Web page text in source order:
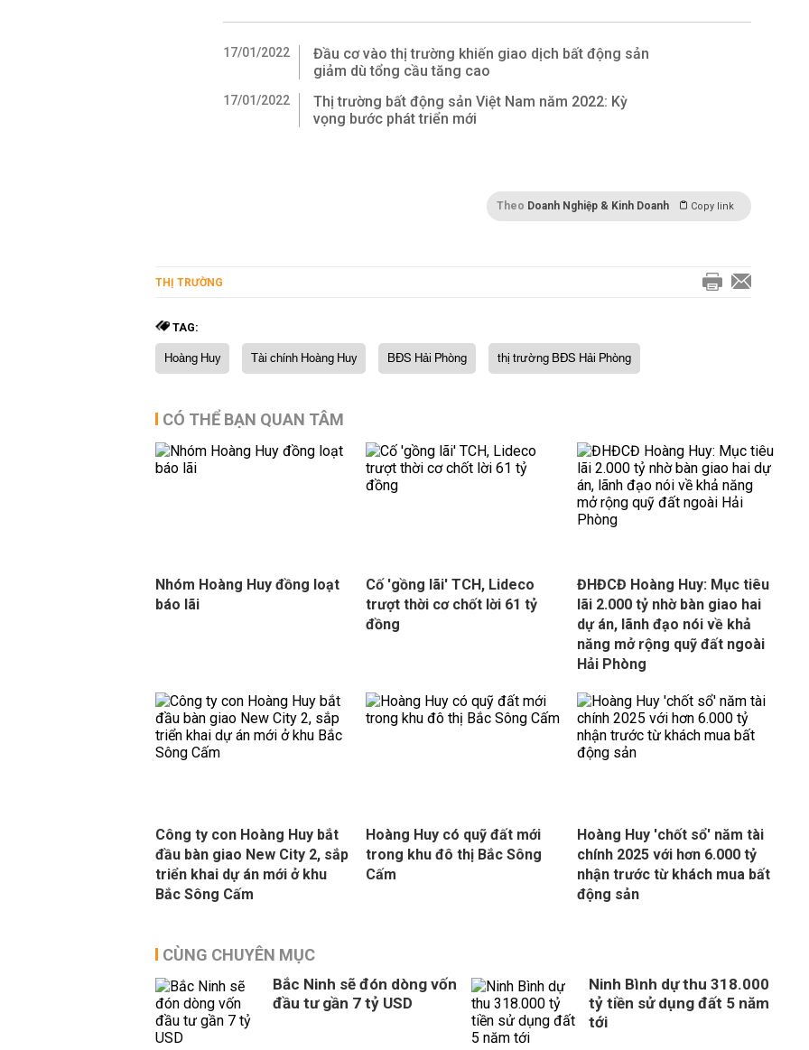
17/01/2022
Đầu cơ vào thị trường khiến giao dịch bất động sản
giảm dù tổng cầu tăng cao
17/01/2022
Thị trường bất động sản Việt Nam năm 2022: Kỳ
vọng bước phát triển mới
Theo Doanh Nghiệp & Kinh Doanh Copy link
THỊ TRƯỜNG
TAG:
Hoàng Huy Tài chính Hoàng Huy BĐS Hải Phòng thị trường BĐS Hải Phòng
CÓ THỂ BẠN QUAN TÂM
Nhóm Hoàng Huy đồng loạt
báo lãi
Cố 'gồng lãi' TCH, Lideco
trượt thời cơ chốt lời 61 tỷ
đồng
ĐHĐCĐ Hoàng Huy: Mục tiêu
lãi 2.000 tỷ nhờ bàn giao hai
dự án, lãnh đạo nói về khả
năng mở rộng quỹ đất ngoài
Hải Phòng
Công ty con Hoàng Huy bắt
đầu bàn giao New City 2, sắp
triển khai dự án mới ở khu
Bắc Sông Cấm
Hoàng Huy có quỹ đất mới
trong khu đô thị Bắc Sông
Cấm
Hoàng Huy 'chốt sổ' năm tài
chính 2025 với hơn 6.000 tỷ
nhận trước từ khách mua bất
động sản
CÙNG CHUYÊN MỤC
Bắc Ninh sẽ đón dòng vốn
đầu tư gần 7 tỷ USD
Ninh Bình dự thu 318.000
tỷ tiền sử dụng đất 5 năm
tới